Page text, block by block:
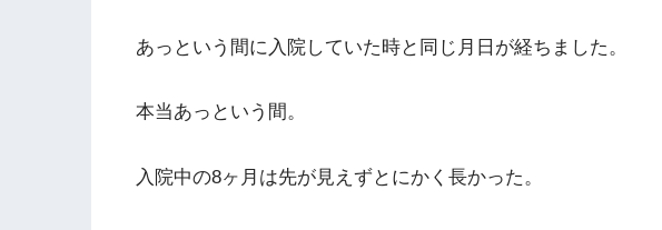
あっという間に入院していた時と同じ月日が経ちました。
本当あっという間。
入院中の8ヶ月は先が見えずとにかく長かった。